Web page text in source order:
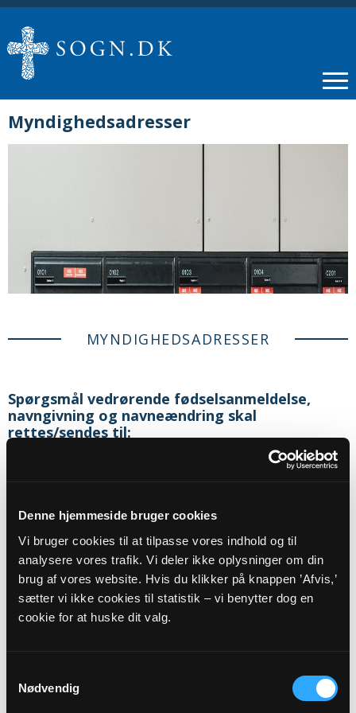
Denne hjemmeside bruger cookies
Vi bruger cookies til at tilpasse vores indhold og til
analysere vores trafik. Vi deler ikke oplysninger om din
brug af vores website. Hvis du klikker på knappen ’Afvis,’
sætter vi ikke cookies til statistik – vi benytter dog en
cookie for at huske dit valg.
Nødvendig
Myndighedsadresser
MYNDIGHEDSADRESSER
Spørgsmål vedrørende fødselsanmeldelse,
navngivning og navneændring skal
rettes/sendes til:
Sikker henvendelse
Eller til:
Skejby